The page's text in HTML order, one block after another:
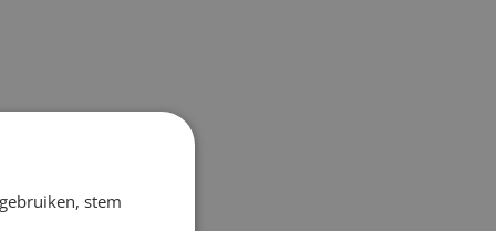
stem